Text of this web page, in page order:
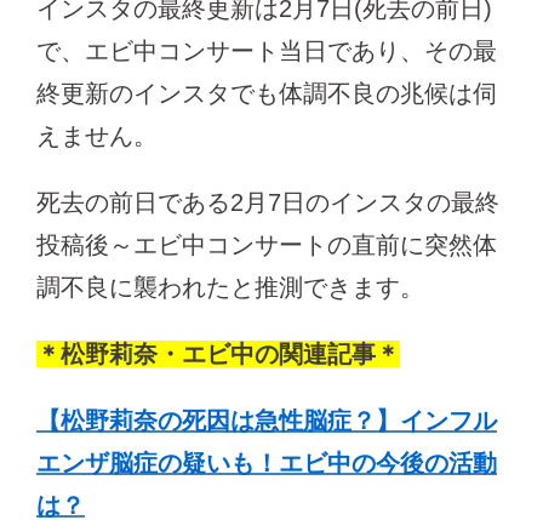
インスタの最終更新は2月7日(死去の前日)
で、エビ中コンサート当日であり、その最
終更新のインスタでも体調不良の兆候は伺
えません。
死去の前日である2月7日のインスタの最終
投稿後～エビ中コンサートの直前に突然体
調不良に襲われたと推測できます。
＊松野莉奈・エビ中の関連記事＊
【松野莉奈の死因は急性脳症？】インフル
エンザ脳症の疑いも！エビ中の今後の活動
は？